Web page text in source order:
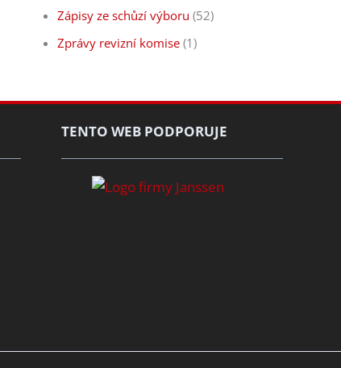
Zápisy ze schůzí výboru (52)
Zprávy revizní komise (1)
TENTO WEB PODPORUJE